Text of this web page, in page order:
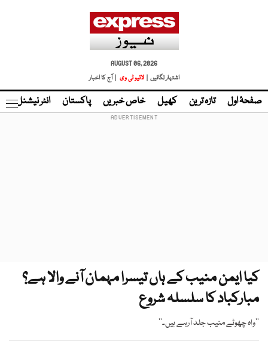
AUGUST 06, 2026
اشتہار لگائیں |
لائیو ٹی وی | آج کا اخبار
صفحۂ اول تازہ ترین کھیل خاص خبریں پاکستان انٹر نیشنل
کیا ایمن منیب کے ہاں تیسرا مہمان آنے والا ہے؟
مبارکباد کا سلسلہ شروع
’’واہ چھوٹے منیب جلد آرہے ہیں۔‘‘